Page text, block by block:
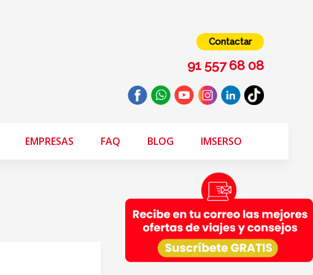
Contactar
91 557 68 08
EMPRESAS FAQ BLOG IMSERSO